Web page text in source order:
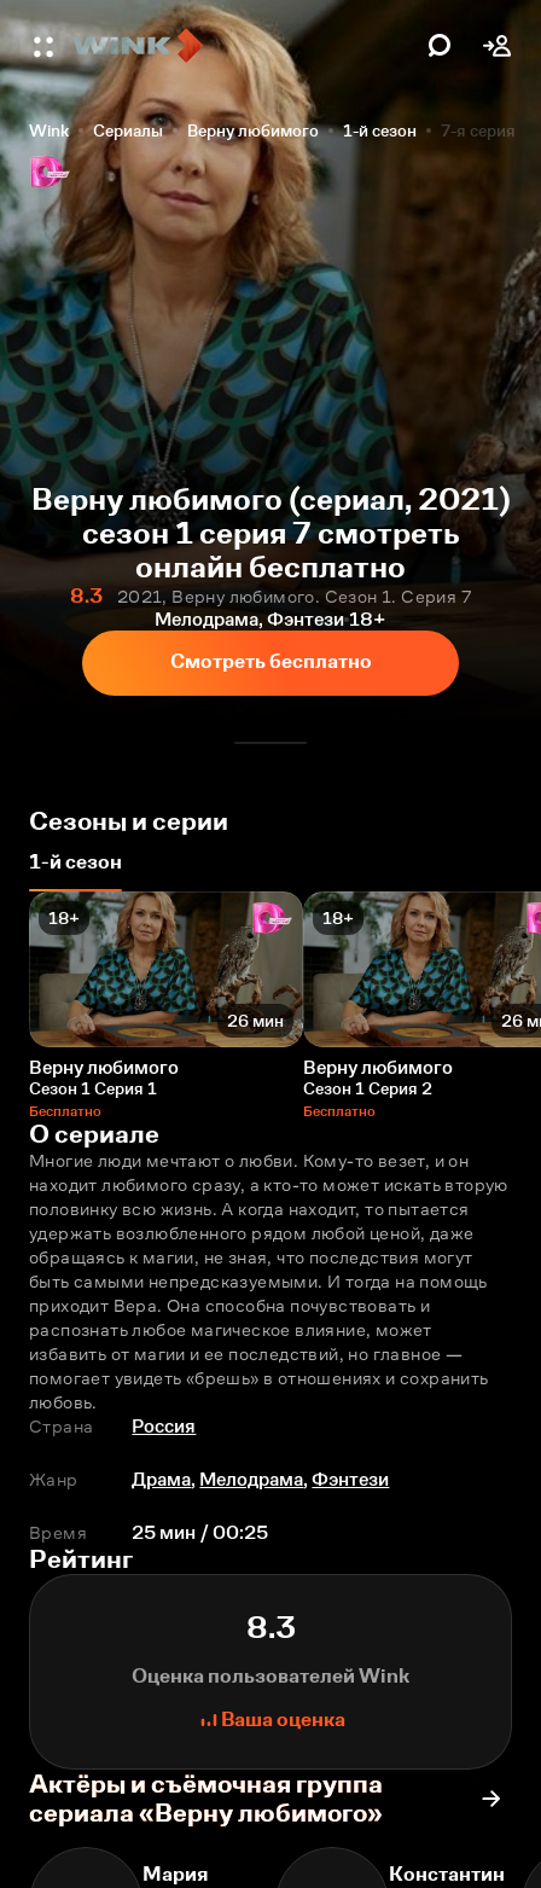
Wink Сериалы Верну любимого 1-й сезон 7-я серия
Верну любимого (сериал, 2021)
сезон 1 серия 7 смотреть
онлайн бесплатно
8.3
2021, Верну любимого. Сезон 1. Серия 7
Мелодрама, Фэнтези 18+
Смотреть бесплатно
Сезоны и серии
1-й сезон
18+
26 мин
Верну любимого
Сезон 1 Серия 1
Бесплатно
18+
26
Верну любимого
Сезон 1 Серия 2
Бесплатно
О сериале
Многие люди мечтают о любви. Кому-то везет, и он
находит любимого сразу, а кто-то может искать вторую
половинку всю жизнь. А когда находит, то пытается
удержать возлюбленного рядом любой ценой, даже
обращаясь к магии, не зная, что последствия могут
быть самыми непредсказуемыми. И тогда на помощь
приходит Вера. Она способна почувствовать и
распознать любое магическое влияние, может
избавить от магии и ее последствий, но главное —
помогает увидеть «брешь» в отношениях и сохранить
любовь.
Страна
Россия
Жанр Драма, Мелодрама,Фэнтези
Время 25 мин / 00:25
Рейтинг
8.3
Оценка пользователей Wink
Ваша оценка
Актёры и съёмочная группа
сериала «Верну любимого»
Мария
Константин